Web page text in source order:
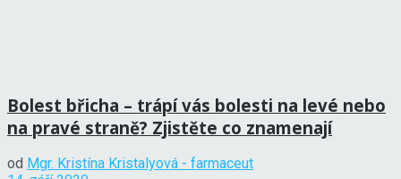
Bolest břicha – trápí vás bolesti na levé nebo
na pravé straně? Zjistěte co znamenají
od Mgr. Kristína Kristalyová - farmaceut